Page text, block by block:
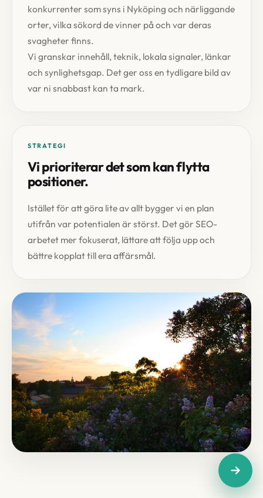
konkurrenter som syns i Nyköping och närliggande
orter, vilka sökord de vinner på och var deras
svagheter finns.
Vi granskar innehåll, teknik, lokala signaler, länkar
och synlighetsgap. Det ger oss en tydligare bild av
var ni snabbast kan ta mark.
STRATEGI
Vi prioriterar det som kan flytta
positioner.
Istället för att göra lite av allt bygger vi en plan
utifrån var potentialen är störst. Det gör SEO-
arbetet mer fokuserat, lättare att följa upp och
bättre kopplat till era affärsmål.